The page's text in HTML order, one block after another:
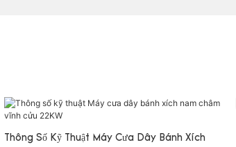
Thông Số Kỹ Thuật Máy Cưa Dây Bánh Xích